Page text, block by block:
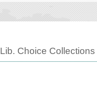
Lib. Choice Collections